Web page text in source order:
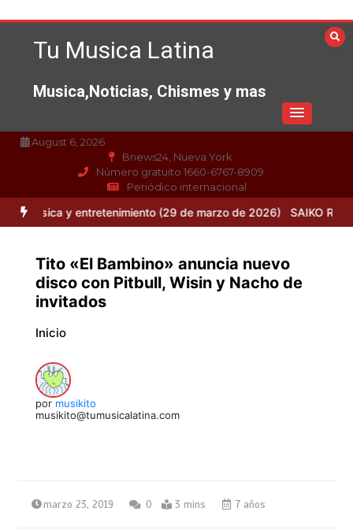
al
contenidoTu Musica Latina
Musica,Noticias, Chismes y mas
August 6, 2026
Bnews24, Nueva York
Número gratuito 1660-6767-8909
Periódico internacional
y entretenimiento (29 de marzo de 2026) SAIKO REGRESA A
Tito «El Bambino» anuncia nuevo
disco con Pitbull, Wisin y Nacho de
invitados
Inicio
por musikito
musikito@tumusicalatina.com
marzo 23, 2019 0 3 mins 7 años